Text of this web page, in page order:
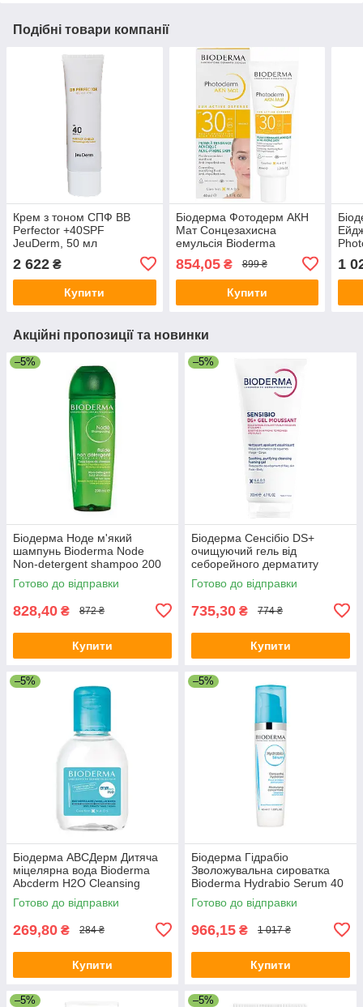
Подібні товари компанії
Крем з тоном СПФ ВВ
Perfector +40SPF
JeuDerm, 50 мл
2 622 ₴
Купити
Біодерма Фотодерм АКН
Мат Сонцезахисна
емульсія Bioderma
Photoderm AKN Mat SPF
30 Matifying Sun Fluid 40
мл
854,05₴ 899 ₴
Купити
мл
1
Акційні пропозиції та новинки
–5%
Біодерма Ноде м'який
шампунь Bioderma Node
Non-detergent shampoo 200
мл
Готово до відправки
828,40 ₴ 872 ₴
Купити
–5%
Біодерма Сенсібіо DS+
очищуючий гель від
себорейного дерматиту
Bioderma Sensibio DS+ gel
200 мл
Готово до відправки
735,30 ₴ 774 ₴
Купити
–5%
Біодерма АВСДерм Дитяча
міцелярна вода Bioderma
Abcderm H2O Cleansing
Water 100 мл
Готово до відправки
269,80 ₴ 284 ₴
Купити
–5%
Біодерма Гідрабіо
Зволожувальна сироватка
Bioderma Hydrabio Serum 40
мл
Готово до відправки
966,15 ₴ 1 017 ₴
Купити
–5% –5%